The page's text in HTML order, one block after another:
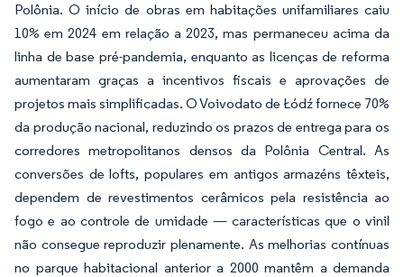
Polônia. O início de obras em habitações unifamiliares caiu
10% em 2024 em relação a 2023, mas permaneceu acima da
linha de base pré-pandemia, enquanto as licenças de reforma
aumentaram graças a incentivos fiscais e aprovações de
projetos mais simplificadas. O Voivodato de Łódź fornece 70%
da produção nacional, reduzindo os prazos de entrega para os
corredores metropolitanos densos da Polônia Central. As
conversões de lofts, populares em antigos armazéns têxteis,
dependem de revestimentos cerâmicos pela resistência ao
fogo e ao controle de umidade — características que o vinil
não consegue reproduzir plenamente. As melhorias contínuas
no parque habitacional anterior a 2000 mantêm a demanda